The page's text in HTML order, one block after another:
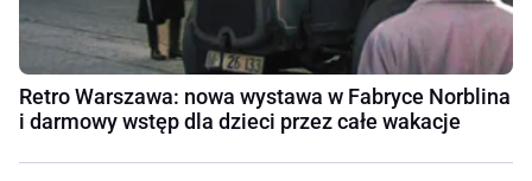
Retro Warszawa: nowa wystawa w Fabryce Norblina
i darmowy wstęp dla dzieci przez całe wakacje